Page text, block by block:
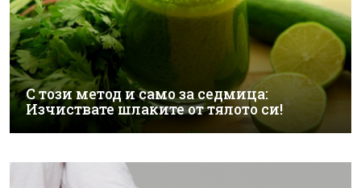
С този метод и само за седмица:
Изчиствате шлаките от тялото си!